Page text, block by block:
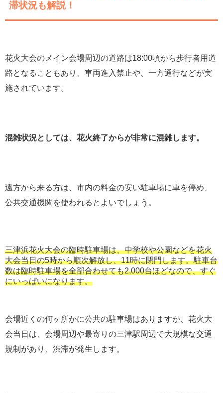
滞状況も解説！
花火大会のメイン会場周辺の道路は18:00頃から歩行者用道
路となることもあり、車両進入禁止や、一方通行などが実
施されています。
混雑状況としては、花火終了からが非常に混雑します。
遠方から来る方は、市内の料金の安い駐車場に車を停め、
公共交通機関を使われるとよいでしょう。
三津浜花火大会の臨時駐車場は、中学校や公園などを花火
大会当日の5時から順次解放し、11時に閉門します。駐車台
数は臨時駐車場を全部合わせても2,000台ほどなので、すぐ
にいっぱいになります。
会場近くの何ヶ所かに公共の駐車場はありますが、花火大
会当日は、会場周辺や最寄りの三津駅周辺で大規模な交通
規制があり、渋滞が発生します。